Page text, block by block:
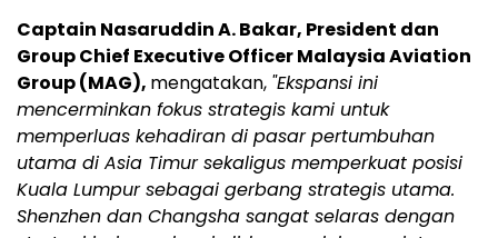
Captain Nasaruddin A. Bakar, President dan
Group Chief Executive Officer Malaysia Aviation
Group (MAG), mengatakan, "Ekspansi ini
mencerminkan fokus strategis kami untuk
memperluas kehadiran di pasar pertumbuhan
utama di Asia Timur sekaligus memperkuat posisi
Kuala Lumpur sebagai gerbang strategis utama.
Shenzhen dan Changsha sangat selaras dengan